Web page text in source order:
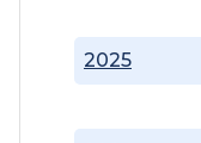
2025